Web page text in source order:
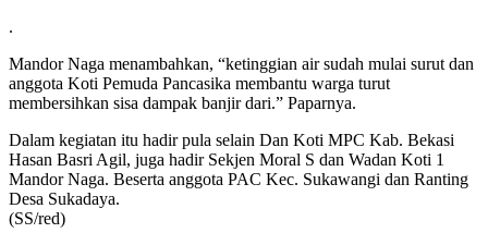
.
Mandor Naga menambahkan, “ketinggian air sudah mulai surut dan
anggota Koti Pemuda Pancasika membantu warga turut
membersihkan sisa dampak banjir dari.” Paparnya.
Dalam kegiatan itu hadir pula selain Dan Koti MPC Kab. Bekasi
Hasan Basri Agil, juga hadir Sekjen Moral S dan Wadan Koti 1
Mandor Naga. Beserta anggota PAC Kec. Sukawangi dan Ranting
Desa Sukadaya.
(SS/red)